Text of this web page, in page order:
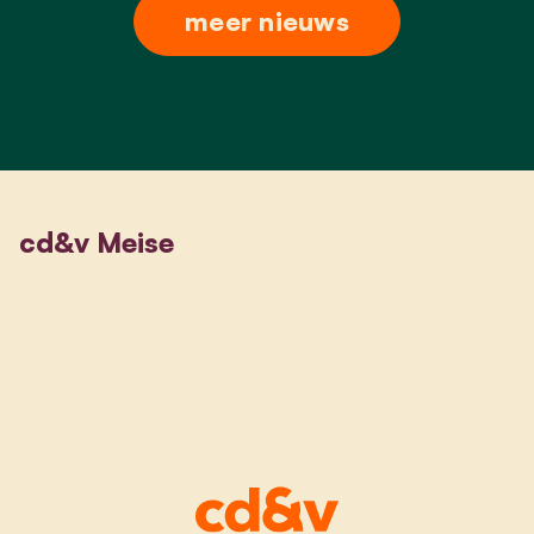
meer nieuws
cd&v Meise